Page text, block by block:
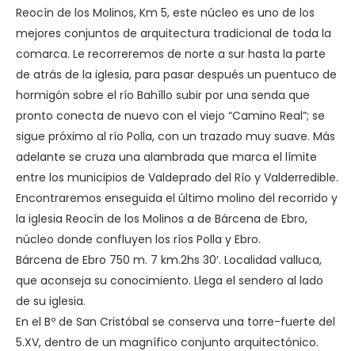
Reocín de los Molinos, Km 5, este núcleo es uno de los
mejores conjuntos de arquitectura tradicional de toda la
comarca. Le recorreremos de norte a sur hasta la parte
de atrás de la iglesia, para pasar después un puentuco de
hormigón sobre el río Bahíllo subir por una senda que
pronto conecta de nuevo con el viejo “Camino Real”; se
sigue próximo al río Polla, con un trazado muy suave. Más
adelante se cruza una alambrada que marca el límite
entre los municipios de Valdeprado del Río y Valderredible.
Encontraremos enseguida el último molino del recorrido y
la iglesia Reocín de los Molinos a de Bárcena de Ebro,
núcleo donde confluyen los ríos Polla y Ebro.
Bárcena de Ebro 750 m. 7 km.2hs 30′. Localidad valluca,
que aconseja su conocimiento. Llega el sendero al lado
de su iglesia.
En el Bº de San Cristóbal se conserva una torre-fuerte del
5.XV, dentro de un magnífico conjunto arquitectónico.